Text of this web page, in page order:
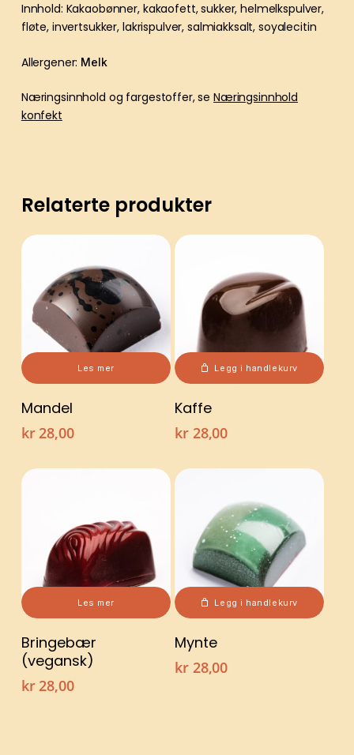
Innhold: Kakaobønner, kakaofett, sukker, helmelkspulver,
fløte, invertsukker, lakrispulver, salmiakksalt, soyalecitin
Allergener: Melk
Næringsinnhold og fargestoffer, se Næringsinnhold
konfekt
Relaterte produkter
Les mer
Mandel
kr28,00
Legg i handlekurv
Kaffe
kr28,00
Les mer
Bringebær
(vegansk)
kr28,00
Legg i handlekurv
Mynte
kr28,00